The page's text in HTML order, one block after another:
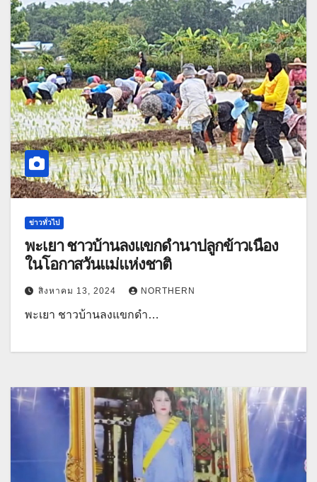
ข่าวทั่วไป
พะเยา ชาวบ้านลงแขกดำนาปลูกข้าวเนื่อง
ในโอกาสวันแม่แห่งชาติ
สิงหาคม 13, 2024 NORTHERN
พะเยา ชาวบ้านลงแขกดำ…